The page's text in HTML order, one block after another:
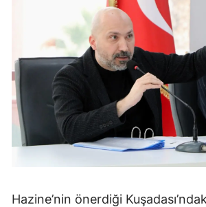
Hazine’nin önerdiği